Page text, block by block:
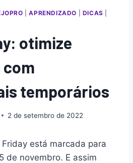
|APRENDIZADO DICAS
otimize
temporários
2 de setembro de 2022
está marcada para
de novembro. E assim